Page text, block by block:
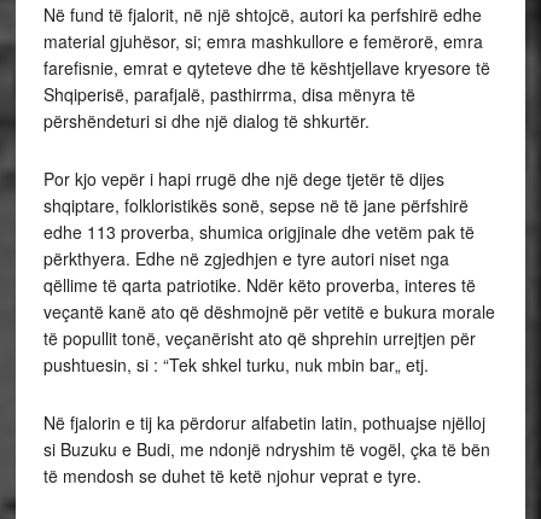
Në fund të fjalorit, në një shtojcë, autori ka perfshirë edhe
material gjuhësor, si; emra mashkullore e femërorë, emra
farefisnie, emrat e qyteteve dhe të kështjellave kryesore të
Shqiperisë, parafjalë, pasthirrma, disa mënyra të
përshëndeturi si dhe një dialog të shkurtër.
Por kjo vepër i hapi rrugë dhe një dege tjetër të dijes
shqiptare, folkloristikës sonë, sepse në të jane përfshirë
edhe 113 proverba, shumica origjinale dhe vetëm pak të
përkthyera. Edhe në zgjedhjen e tyre autori niset nga
qëllime të qarta patriotike. Ndër këto proverba, interes të
veçantë kanë ato që dëshmojnë për vetitë e bukura morale
të popullit tonë, veçanërisht ato që shprehin urrejtjen për
pushtuesin, si : “Tek shkel turku, nuk mbin bar„ etj.
Në fjalorin e tij ka përdorur alfabetin latin, pothuajse njëlloj
si Buzuku e Budi, me ndonjë ndryshim të vogël, çka të bën
të mendosh se duhet të ketë njohur veprat e tyre.